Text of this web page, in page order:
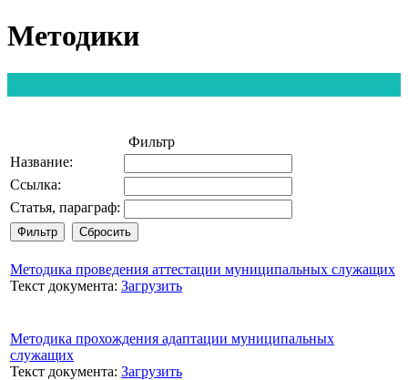
Методики
Фильтр
Название:
Ссылка:
Статья, параграф:
Методика проведения аттестации муниципальных служащих
Текст документа: Загрузить
Методика прохождения адаптации муниципальных
служащих
Текст документа: Загрузить